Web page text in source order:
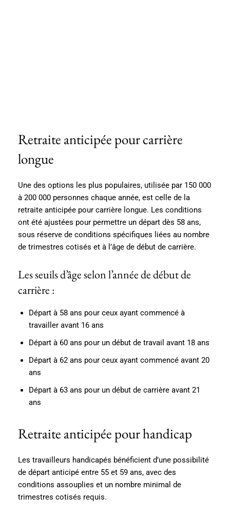
Retraite anticipée pour carrière
longue
Une des options les plus populaires, utilisée par 150 000
à 200 000 personnes chaque année, est celle de la
retraite anticipée pour carrière longue. Les conditions
ont été ajustées pour permettre un départ dès 58 ans,
sous réserve de conditions spécifiques liées au nombre
de trimestres cotisés et à l’âge de début de carrière.
Les seuils d’âge selon l’année de début de
carrière :
Départ à 58 ans pour ceux ayant commencé à
travailler avant 16 ans
Départ à 60 ans pour un début de travail avant 18 ans
Départ à 62 ans pour ceux ayant commencé avant 20
ans
Départ à 63 ans pour un début de carrière avant 21
ans
Retraite anticipée pour handicap
Les travailleurs handicapés bénéficient d’une possibilité
de départ anticipé entre 55 et 59 ans, avec des
conditions assouplies et un nombre minimal de
trimestres cotisés requis.